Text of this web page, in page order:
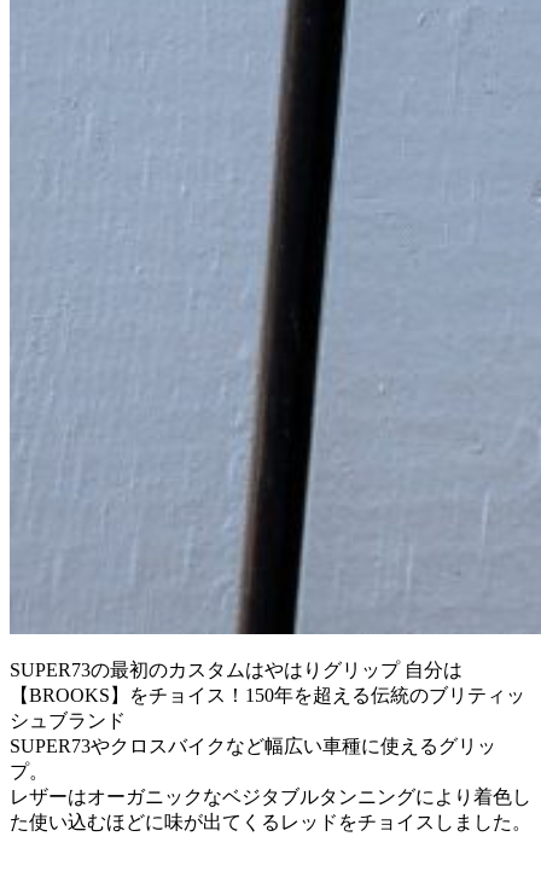
SUPER73の最初のカスタムはやはりグリップ 自分は
【BROOKS】をチョイス！150年を超える伝統のブリティッ
シュブランド
SUPER73やクロスバイクなど幅広い車種に使えるグリッ
プ。
レザーはオーガニックなベジタブルタンニングにより着色し
た使い込むほどに味が出てくるレッドをチョイスしました。